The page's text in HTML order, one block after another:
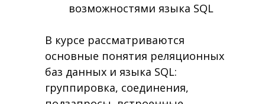
возможностями языка SQL
В курсе рассматриваются
основные понятия реляционных
баз данных и языка SQL:
группировка, соединения,